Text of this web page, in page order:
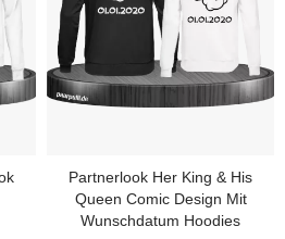
Partnerlook Her King & His
Queen Comic Design Mit
Wunschdatum Hoodies